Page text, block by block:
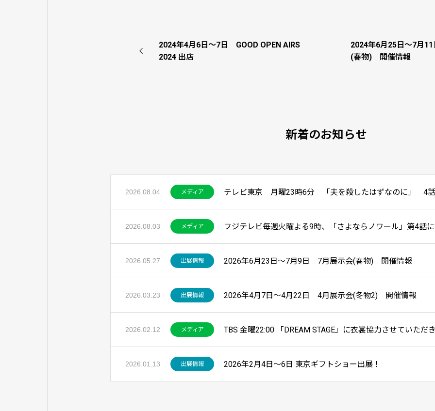
2024年4月6日～7日 GOOD OPEN AIRS
2024 出店
2024年6月25日～7月
(春物) 開催情報
新着のお知らせ
2026.08.04 メディア
2026.08.03 メディア
2026.05.27 出展情報 2026年6月23日～7月9日 7月展示会(春物) 開催情報
2026.03.23 出展情報 2026年4月7日～4月22日 4月展示会(冬物2) 開催情報
2026.02.12 メディア TBS 金曜22:00 「DREAM STAGE」に衣裳協力させていただき
2026.01.13 出展情報 2026年2月4日～6日 東京ギフトショー出展！